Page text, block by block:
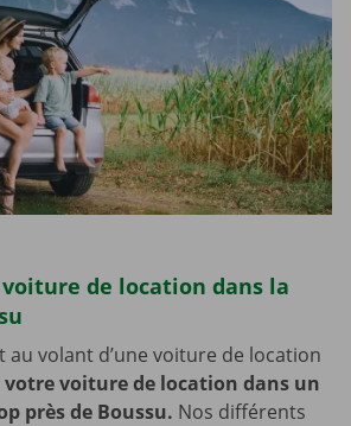
de location dans la
au volant d’une voiture de location
votre voiture de location dans un
près de Boussu. Nos différents